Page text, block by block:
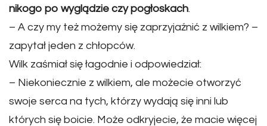
nikogo po wyglądzie czy pogłoskach.
– A czy my też możemy się zaprzyjaźnić z wilkiem? –
zapytał jeden z chłopców.
Wilk zaśmiał się łagodnie i odpowiedział:
– Niekoniecznie z wilkiem, ale możecie otworzyć
swoje serca na tych, którzy wydają się inni lub
których się boicie. Może odkryjecie, że macie więcej